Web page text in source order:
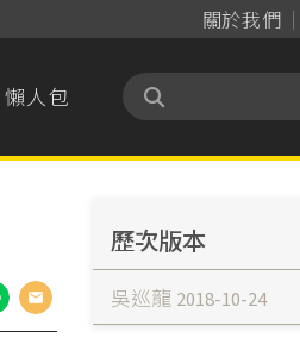
關於我們
懶人包
歷次版本
吳巡龍 2018-10-24